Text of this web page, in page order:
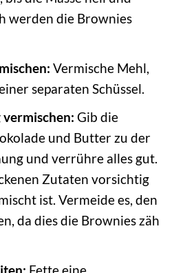
werden die Brownies
Vermische Mehl,
separaten Schüssel.
Gib die
und Butter zu der
und verrühre alles gut.
Zutaten vorsichtig
ist. Vermeide es, den
da dies die Brownies zäh